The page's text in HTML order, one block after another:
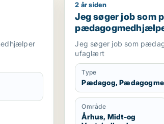
Jeg søger job som
2 år siden
Jeg søger job som
Jeg søger job som
ufaglært
Type
Pædagog,
Område
Århus, Midt-og